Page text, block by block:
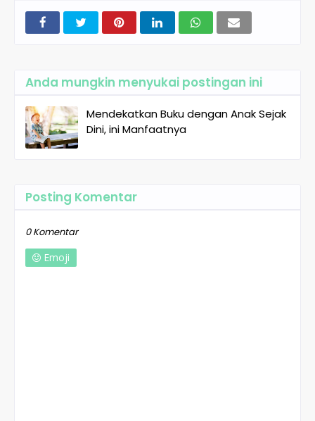
Anda mungkin menyukai postingan ini
Mendekatkan Buku dengan Anak Sejak
Dini, ini Manfaatnya
Posting Komentar
0 Komentar
Emoji